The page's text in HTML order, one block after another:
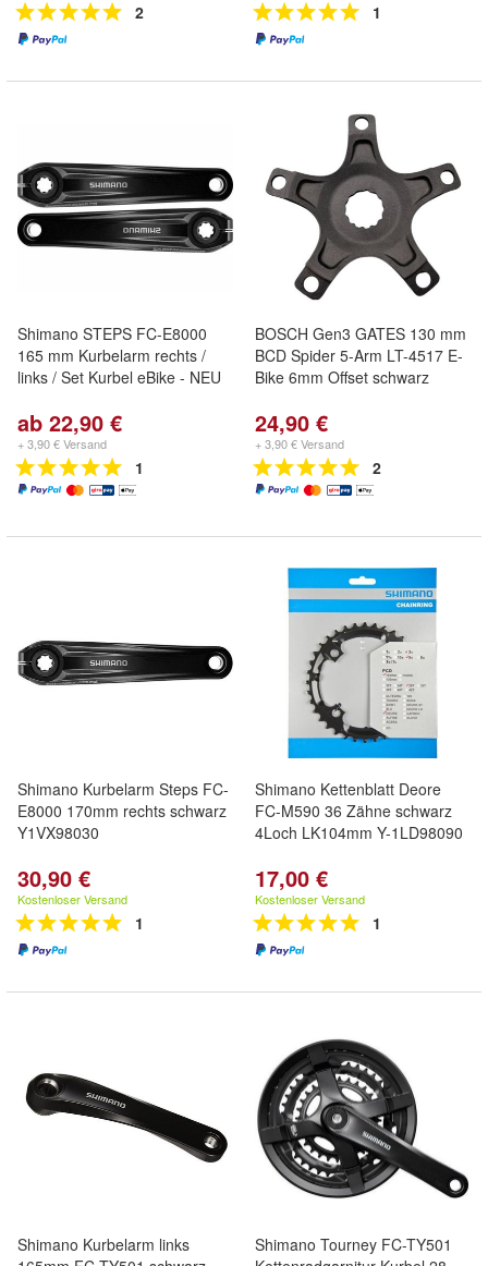
2 1
Shimano STEPS FC-E8000
165 mm Kurbelarm rechts /
links / Set Kurbel eBike - NEU
ab 22,90 €
+ 3,90 € Versand
1
BOSCH Gen3 GATES 130 mm
BCD Spider 5-Arm LT-4517 E-
Bike 6mm Offset schwarz
24,90 €
+ 3,90 € Versand
2
Shimano Kurbelarm Steps FC-
E8000 170mm rechts schwarz
Y1VX98030
30,90 €
Kostenloser Versand
1
Shimano Kettenblatt Deore
FC-M590 36 Zähne schwarz
4Loch LK104mm Y-1LD98090
17,00 €
Kostenloser Versand
1
Shimano Kurbelarm links
Shimano Tourney FC-TY501